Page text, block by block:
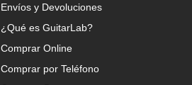
Envíos y Devoluciones
¿Qué es GuitarLab?
Comprar Online
Comprar por Teléfono